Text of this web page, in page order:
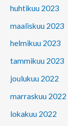
huhtikuu 2023
maaliskuu 2023
helmikuu 2023
tammikuu 2023
joulukuu 2022
marraskuu 2022
lokakuu 2022